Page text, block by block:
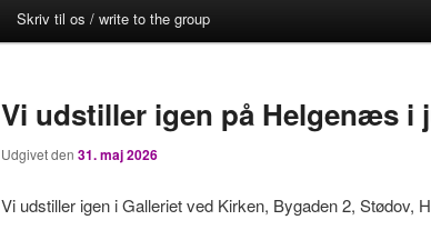
Skriv til os / write to the group
Vi udstiller igen på Helgenæs i
Udgivet den 31. maj 2026
Vi udstiller igen i Galleriet ved Kirken, Bygaden 2, Stødov,